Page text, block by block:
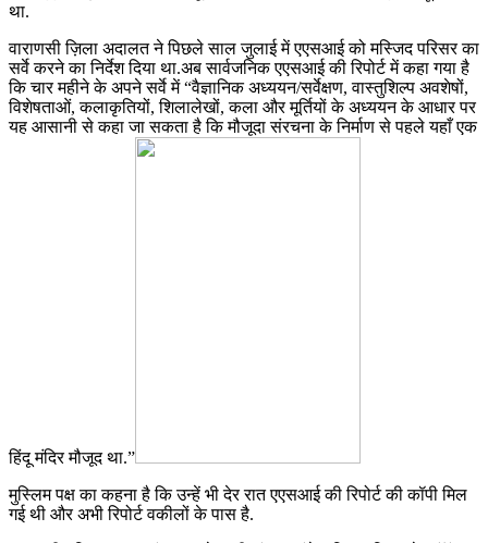
था.
वाराणसी ज़िला अदालत ने पिछले साल जुलाई में एएसआई को मस्जिद परिसर का
सर्वे करने का निर्देश दिया था.अब सार्वजनिक एएसआई की रिपोर्ट में कहा गया है
कि चार महीने के अपने सर्वे में “वैज्ञानिक अध्ययन/सर्वेक्षण, वास्तुशिल्प अवशेषों,
विशेषताओं, कलाकृतियों, शिलालेखों, कला और मूर्तियों के अध्ययन के आधार पर
यह आसानी से कहा जा सकता है कि मौजूदा संरचना के निर्माण से पहले यहाँ एक
हिंदू मंदिर मौजूद था.”
मुस्लिम पक्ष का कहना है कि उन्हें भी देर रात एएसआई की रिपोर्ट की कॉपी मिल
गई थी और अभी रिपोर्ट वकीलों के पास है.